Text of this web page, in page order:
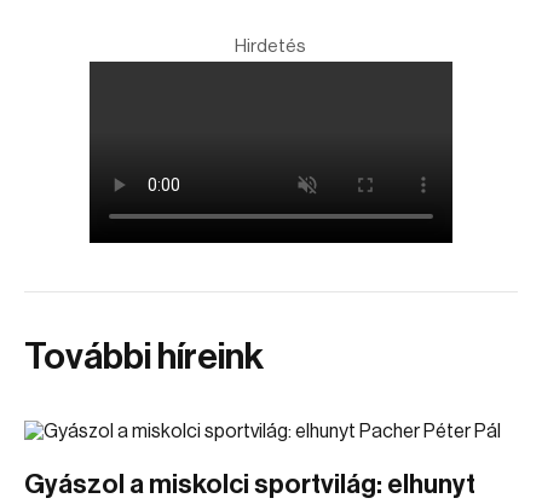
Hirdetés
További híreink
Gyászol a miskolci sportvilág: elhunyt